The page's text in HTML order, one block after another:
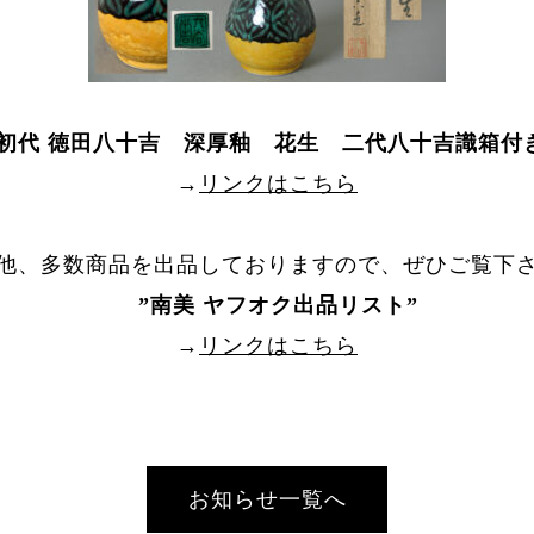
代 徳田八十吉 深厚釉 花生 二代八十吉識箱付
→ リンクはこちら
、多数商品を出品しておりますので、ぜひご覧下さ
”南美 ヤフオク出品リスト ”
→ リンクはこちら
お知らせ一覧へ